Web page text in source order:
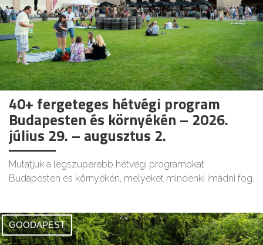
40+ fergeteges hétvégi program
Budapesten és környékén – 2026.
július 29. – augusztus 2.
Mutatjuk a legszuperebb hétvégi programokat
Budapesten és környékén, melyeket mindenki imádni fog.
GOODAPEST